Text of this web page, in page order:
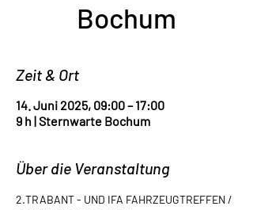
Bochum
Zeit & Ort
14. Juni 2025, 09:00 – 17:00
9 h | Sternwarte Bochum
Über die Veranstaltung
2.TRABANT - UND IFA FAHRZEUGTREFFEN /